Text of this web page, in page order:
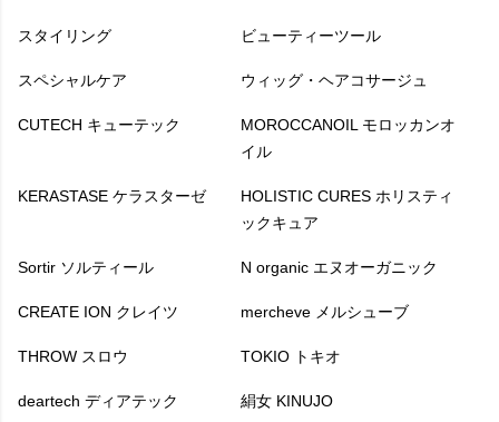
スタイリング ビューティーツール
スペシャルケア ウィッグ・ヘアコサージュ
CUTECH キューテック
MOROCCANOIL モロッカンオ
イル
KERASTASE ケラスターゼ
HOLISTIC CURES ホリスティ
ックキュア
Sortir ソルティール N organic エヌオーガニック
CREATE ION クレイツ mercheve メルシューブ
THROW スロウ TOKIO トキオ
deartech ディアテック 絹女 KINUJO